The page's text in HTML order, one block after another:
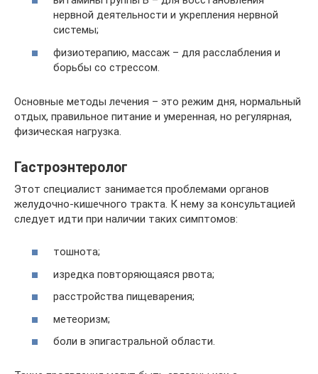
нервной деятельности и укрепления нервной
системы;
физиотерапию, массаж – для расслабления и
борьбы со стрессом.
Основные методы лечения – это режим дня, нормальный
отдых, правильное питание и умеренная, но регулярная,
физическая нагрузка.
Гастроэнтеролог
Этот специалист занимается проблемами органов
желудочно-кишечного тракта. К нему за консультацией
следует идти при наличии таких симптомов:
тошнота;
изредка повторяющаяся рвота;
расстройства пищеварения;
метеоризм;
боли в эпигастральной области.